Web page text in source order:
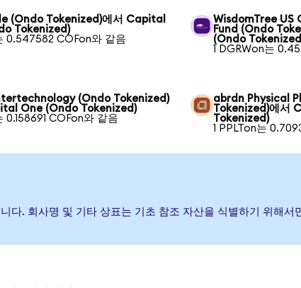
(Ondo Tokenized)에서 Capital
Tokenized)
0.547582 COFon와 같음
WisdomTree
Fund (Ondo
(Ondo
1 DGRWon는
(Ondo Tokenized)
One (Ondo Tokenized)
0.158691 COFon와 같음
abrdn Physical
Tokenized)에서
Tokenized)
1 PPLTon는
다. 회사명 및 기타 상표는 기초 참조 자산을 식별하기 위해서